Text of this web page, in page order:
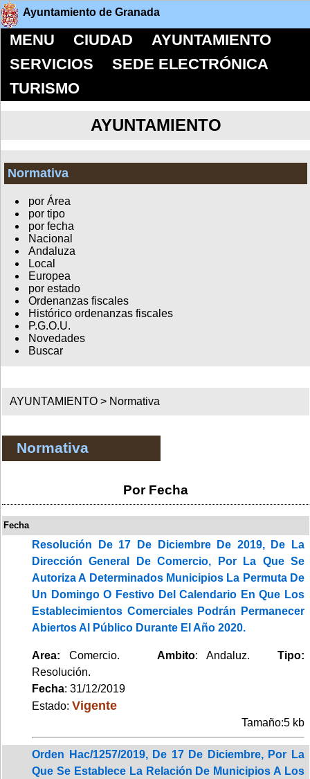
Ayuntamiento de Granada
MENU CIUDAD
AYUNTAMIENTO
SERVICIOS
SEDE ELECTRÓNICA
TURISMO
AYUNTAMIENTO
Normativa
por Área
por tipo
por fecha
Nacional
Andaluza
Local
Europea
por estado
Ordenanzas fiscales
Histórico ordenanzas fiscales
P.G.O.U.
Novedades
Buscar
AYUNTAMIENTO > Normativa
Normativa
Por Fecha
Fecha
Resolución De 17 De Diciembre De 2019, De La
Dirección General De Comercio, Por La Que Se
Autoriza A Determinados Municipios La Permuta De
Un Domingo O Festivo Del Calendario En Que Los
Establecimientos Comerciales Podrán Permanecer
Abiertos Al Público Durante El Año 2020.
Area: Comercio. Ambito: Andaluz.Tipo:
Resolución.
Fecha: 31/12/2019
Estado: Vigente
Tamaño:5 kb
Orden Hac/1257/2019, De 17 De Diciembre, Por La
Que Se Establece La Relación De Municipios A Los